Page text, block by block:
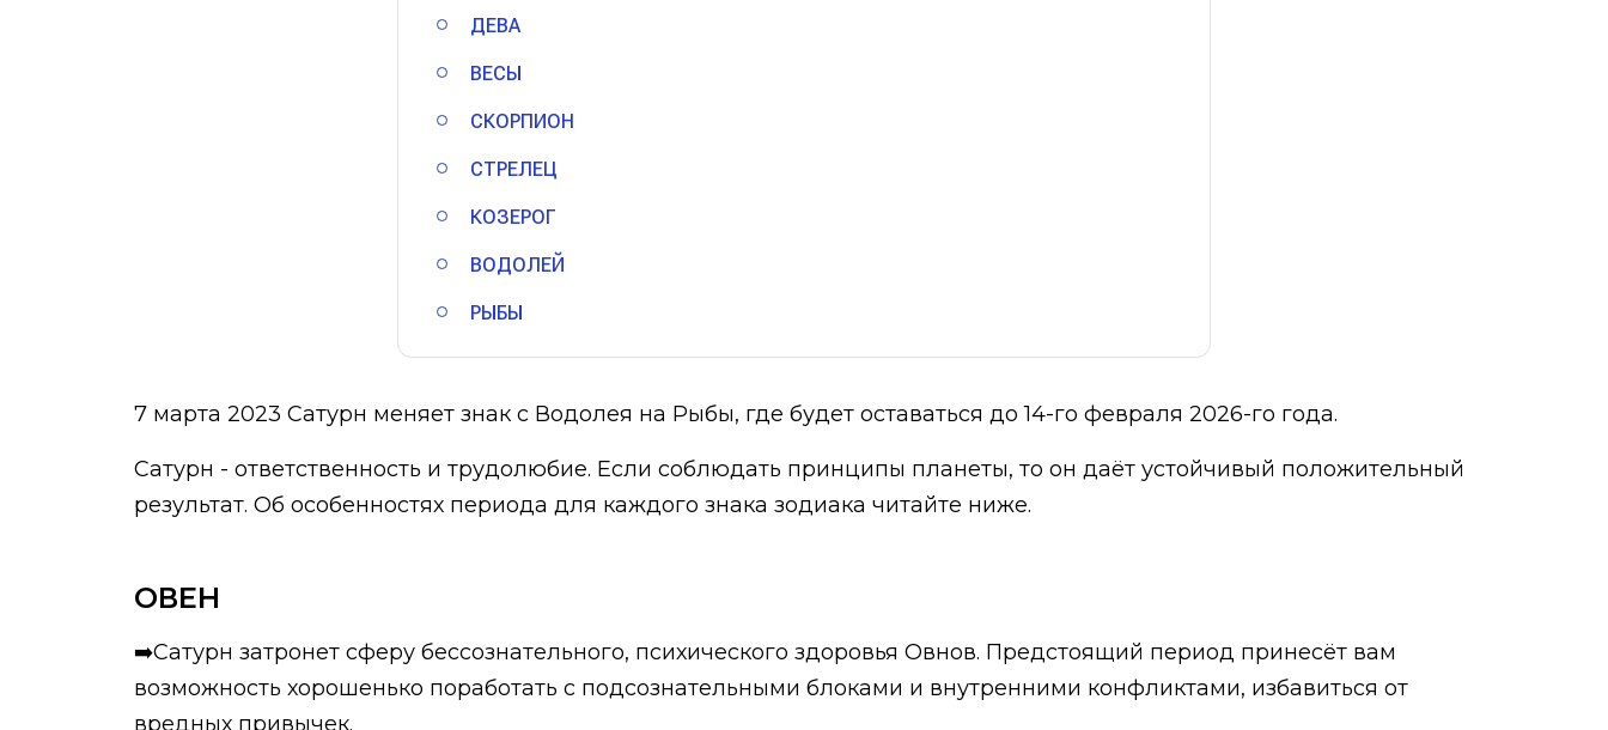
ДЕВА
ВЕСЫ
СКОРПИОН
СТРЕЛЕЦ
КОЗЕРОГ
ВОДОЛЕЙ
РЫБЫ
7 марта 2023 Сатурн меняет знак с Водолея на Рыбы, где будет оставаться до 14-го февраля 2026-го года.
Сатурн - ответственность и трудолюбие. Если соблюдать принципы планеты, то он даёт устойчивый положительный
результат. Об особенностях периода для каждого знака зодиака читайте ниже.
ОВЕН
➡️Сатурн затронет сферу бессознательного, психического здоровья Овнов. Предстоящий период принесёт вам
возможность хорошенько поработать с подсознательными блоками и внутренними конфликтами, избавиться от
вредных привычек.